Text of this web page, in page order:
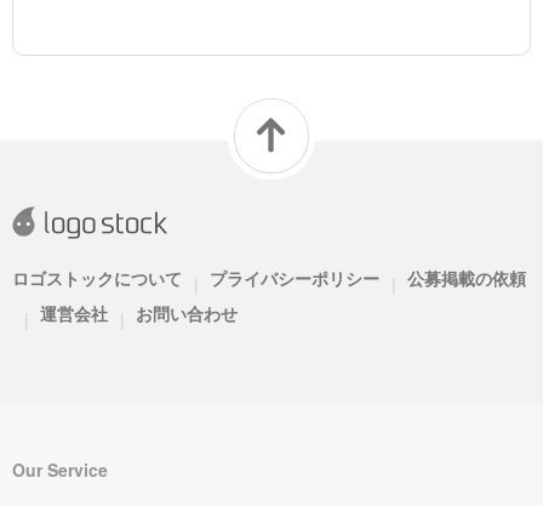
ロゴストックについて | プライバシーポリシー | 公募掲載の依頼
| 運営会社 | お問い合わせ
Our Service